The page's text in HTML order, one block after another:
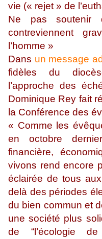
vie (« rejet » de
Ne pas soutenir
contreviennent
l’homme »
Dans un message
fidèles du
l’approche des
Dominique Rey fait
la Conférence des
« Comme les
en octobre
financière,
vivons rend encore
éclairée de tous
delà des périodes
du bien commun et
une société plus
de “l’écologie